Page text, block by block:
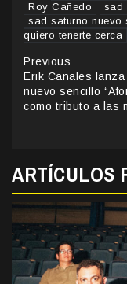
Roy Cañedo
sad
sad saturno nuevo
quiero tenerte cerca
Continue
Reading
Previous
Erik Canales lanza
nuevo sencillo
como tributo a las
ARTÍCULOS